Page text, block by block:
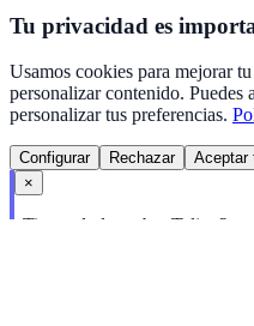
Tu privacidad es
Usamos cookies para mejorar
personalizar contenido. Puedes
personalizar tus preferencias.
Configurar Rechazar
Aceptar
×
¿Tienes dudas sobre Talivo?